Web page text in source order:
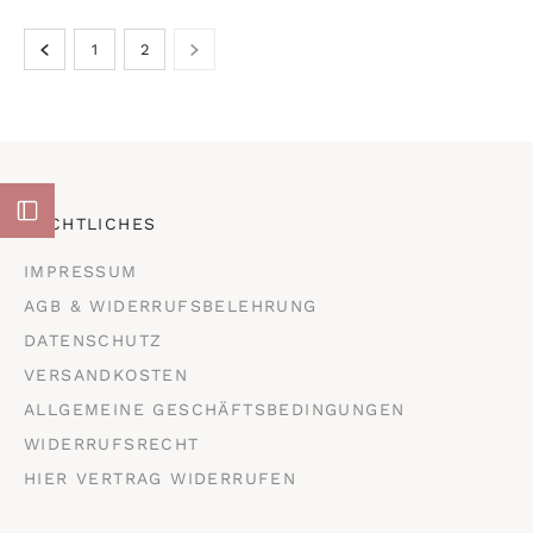
1 2
RECHTLICHES
IMPRESSUM
AGB & WIDERRUFSBELEHRUNG
DATENSCHUTZ
VERSANDKOSTEN
ALLGEMEINE GESCHÄFTSBEDINGUNGEN
WIDERRUFSRECHT
HIER VERTRAG WIDERRUFEN